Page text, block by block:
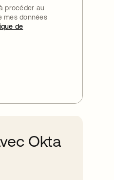
procéder au
mes données
de
Okta